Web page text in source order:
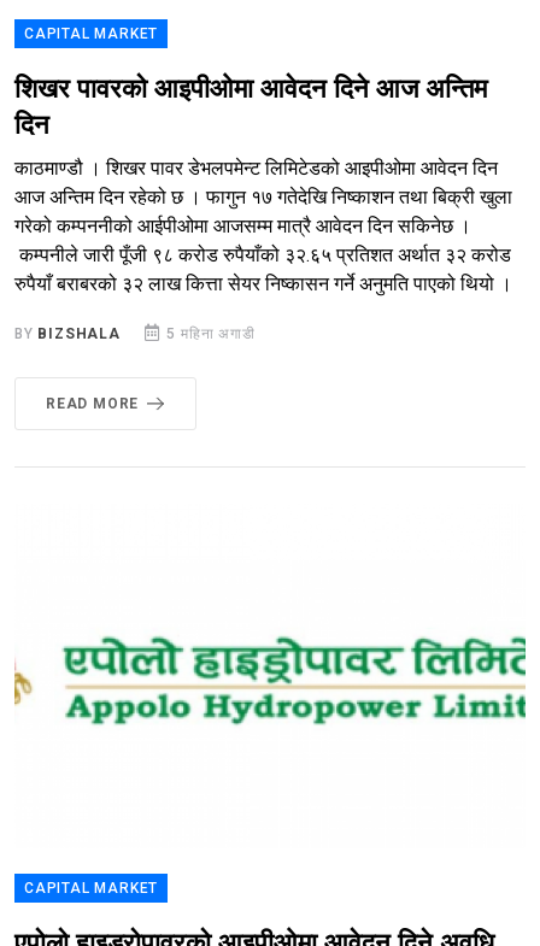
CAPITAL MARKET
शिखर पावरको आइपीओमा आवेदन दिने आज अन्तिम
दिन
काठमाण्डौ । शिखर पावर डेभलपमेन्ट लिमिटेडको आइपीओमा आवेदन दिन
आज अन्तिम दिन रहेको छ । फागुन १७ गतेदेखि निष्काशन तथा बिक्री खुला
गरेको कम्पननीको आईपीओमा आजसम्म मात्रै आवेदन दिन सकिनेछ ।
कम्पनीले जारी पूँजी ९८ करोड रुपैयाँको ३२.६५ प्रतिशत अर्थात ३२ करोड
रुपैयाँ बराबरको ३२ लाख कित्ता सेयर निष्कासन गर्ने अनुमति पाएको थियो ।
BY BIZSHALA 5 महिना अगाडी
READ MORE
CAPITAL MARKET